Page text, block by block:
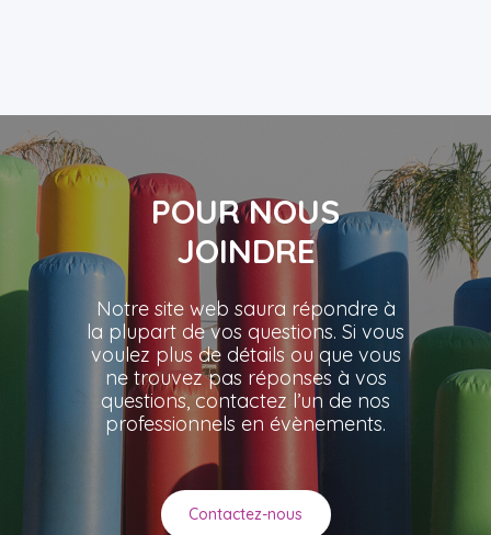
POUR NOUS
JOINDRE
Notre site web saura répondre à
la plupart de vos questions. Si vous
voulez plus de détails ou que vous
ne trouvez pas réponses à vos
questions, contactez l’un de nos
professionnels en évènements.
Contactez-nous